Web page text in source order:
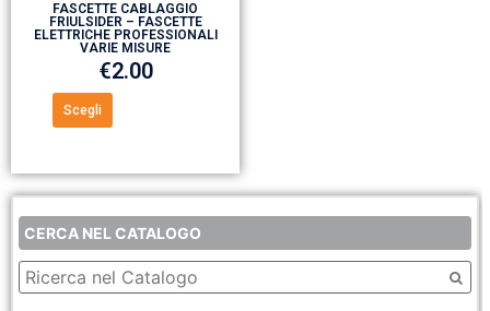
CERCA NEL CATALOGO
FASCETTE CABLAGGIO
FRIULSIDER – FASCETTE
ELETTRICHE PROFESSIONALI
VARIE MISURE
€2.00
Scegli